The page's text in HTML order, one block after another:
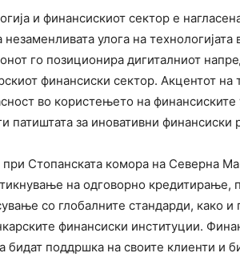
и финансискиот сектор е
улога на технологијата
го позиционира дигиталниот
финансиски сектор. Акцентот на
во користењето на финансиските
патиштата за иновативни финансиски
Стопанската комора на Северна
на одговорно кредитирање,
со глобалните стандарди, како
финансиски институции.
бидат поддршка на своите клиенти и